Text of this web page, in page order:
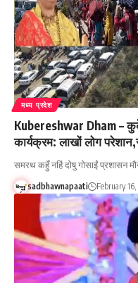
मध्य प्रदेश
Kubereshwar Dham –
कार्यक्रम: लाखों लोग
समरथ कहुँ नहिं दोषु गोसाईं प्रशासन
sadbhawnapaati February